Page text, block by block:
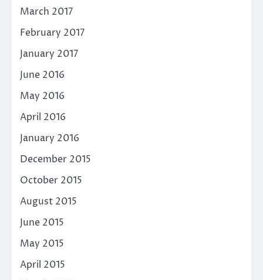
March 2017
February 2017
January 2017
June 2016
May 2016
April 2016
January 2016
December 2015
October 2015
August 2015
June 2015
May 2015
April 2015